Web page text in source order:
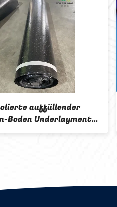
Super-EVA Foam
Noise Reduction
blauem Aluminiumfilm